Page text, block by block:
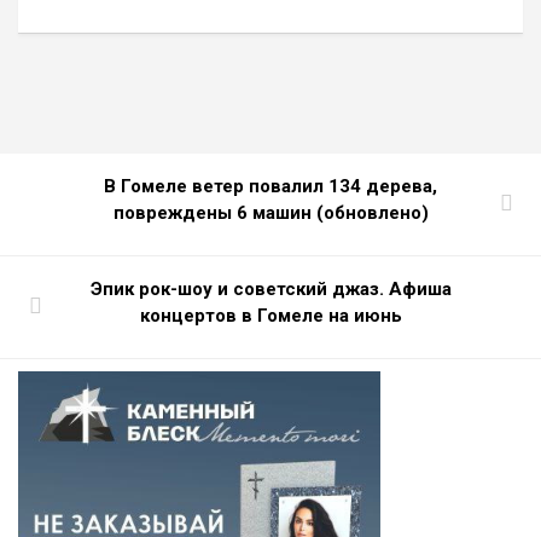
В Гомеле ветер повалил 134 дерева,
повреждены 6 машин (обновлено)
Эпик рок-шоу и советский джаз. Афиша
концертов в Гомеле на июнь